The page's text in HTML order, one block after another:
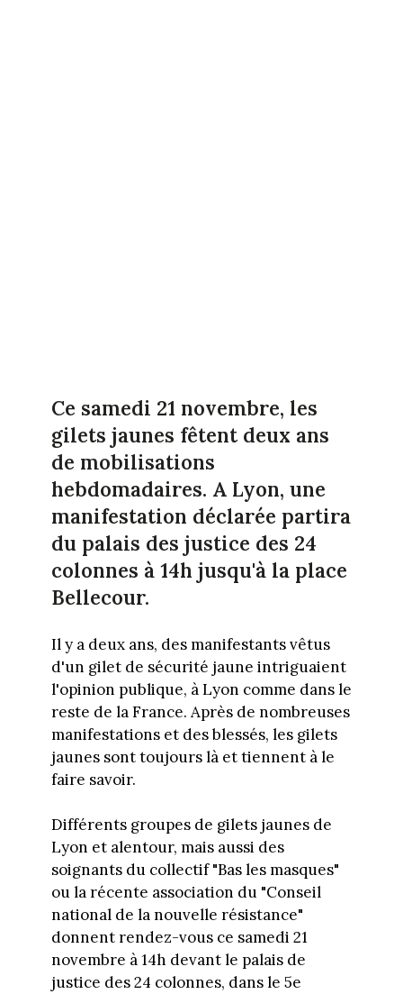
Ce samedi 21 novembre, les
gilets jaunes fêtent deux ans
de mobilisations
hebdomadaires. A Lyon, une
manifestation déclarée partira
du palais des justice des 24
colonnes à 14h jusqu'à la place
Bellecour.
Il y a deux ans, des manifestants vêtus
d'un gilet de sécurité jaune intriguaient
l'opinion publique, à Lyon comme dans le
reste de la France. Après de nombreuses
manifestations et des blessés, les gilets
jaunes sont toujours là et tiennent à le
faire savoir.
Différents groupes de gilets jaunes de
Lyon et alentour, mais aussi des
soignants du collectif "Bas les masques"
ou la récente association du "Conseil
national de la nouvelle résistance"
donnent rendez-vous ce samedi 21
novembre à 14h devant le palais de
justice des 24 colonnes, dans le 5e